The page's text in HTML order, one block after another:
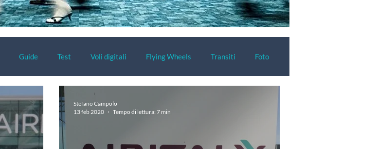
Guide Test Voli digitali Flying Wheels Transiti Foto
Stefano Campolo
13 feb 2020
Tempo di lettura: 7 min